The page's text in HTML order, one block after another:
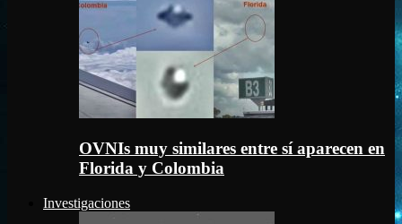
OVNIs muy similares entre sí aparecen en
Florida y Colombia
Investigaciones